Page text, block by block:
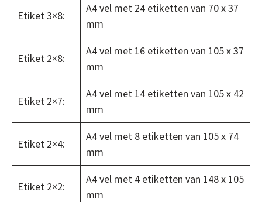
Etiket 3×8:
A4 vel met 24 etiketten van 70 x 37
mm
Etiket 2×8:
A4 vel met 16 etiketten van 105 x 37
mm
Etiket 2×7:
A4 vel met 14 etiketten van 105 x 42
mm
Etiket 2×4:
A4 vel met 8 etiketten van 105 x 74
mm
Etiket 2×2:
A4 vel met 4 etiketten van 148 x 105
mm